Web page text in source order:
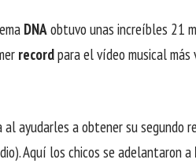
DNAobtuvo unas increíbles 21
recordpara el vídeo musical más
ayudarles a obtener su segundo
Aquí los chicos se adelantaron a